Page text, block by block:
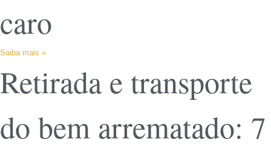
caro
Saiba mais »
Retirada e transporte
do bem arrematado: 7